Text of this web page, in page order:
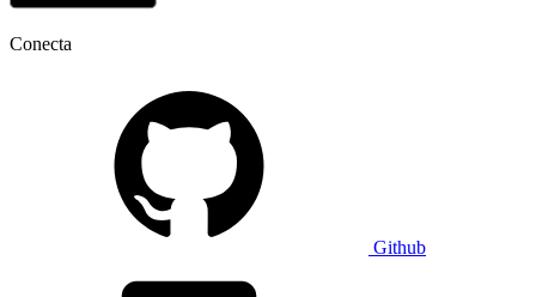
Conecta
Github